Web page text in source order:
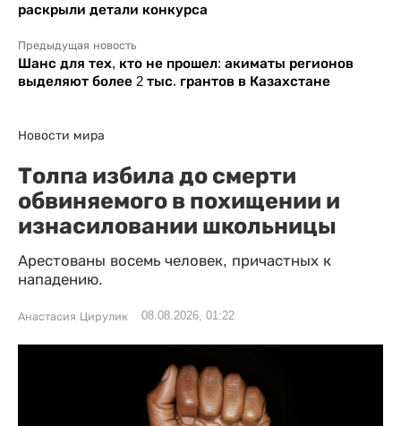
раскрыли детали конкурса
Предыдущая новость
Шанс для тех, кто не прошел: акиматы регионов
выделяют более 2 тыс. грантов в Казахстане
Новости мира
Толпа избила до смерти
обвиняемого в похищении и
изнасиловании школьницы
Арестованы восемь человек, причастных к
нападению.
Анастасия Цирулик 08.08.2026, 01:22